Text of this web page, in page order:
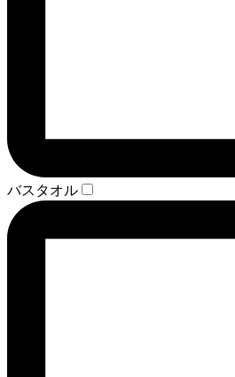
バスタオル